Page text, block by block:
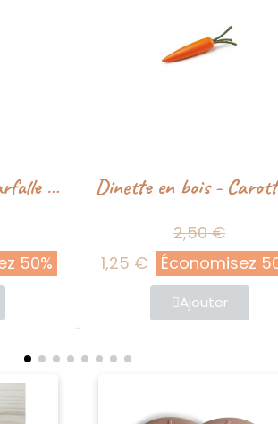
Dinette en bois - Farfalle en boîte - Erzi Dinette en bois - Carotte - Erzi
2,50 €
1,25 € Économisez 50%
Ajouter